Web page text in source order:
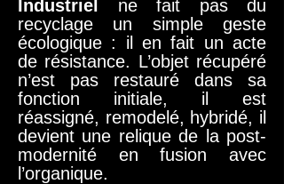
Industriel
ne fait pas du
recyclage un simple geste
écologique : il en fait un acte
de résistance. L’objet récupéré
n’est pas restauré dans sa
fonction initiale, il est
réassigné, remodelé, hybridé, il
devient une relique de la post-
modernité en fusion avec
l’organique.